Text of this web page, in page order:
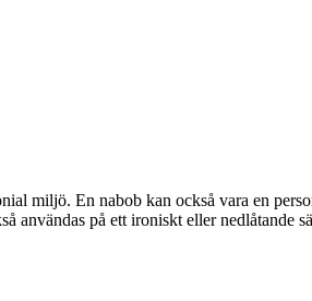
miljö. En nabob kan också vara en
på ett ironiskt eller nedlåtande